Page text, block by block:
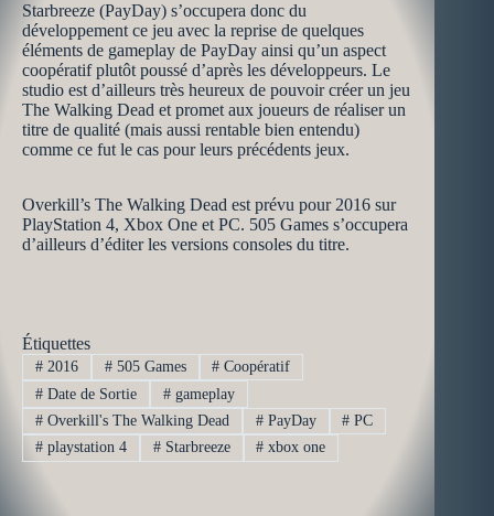
Starbreeze (PayDay) s’occupera donc du
développement ce jeu avec la reprise de quelques
éléments de gameplay de PayDay ainsi qu’un aspect
coopératif plutôt poussé d’après les développeurs. Le
studio est d’ailleurs très heureux de pouvoir créer un jeu
The Walking Dead et promet aux joueurs de réaliser un
titre de qualité (mais aussi rentable bien entendu)
comme ce fut le cas pour leurs précédents jeux.
Overkill’s The Walking Dead est prévu pour 2016 sur
PlayStation 4, Xbox One et PC. 505 Games s’occupera
d’ailleurs d’éditer les versions consoles du titre.
Étiquettes
#2016 #505 Games # Coopératif
#Date de Sortie #gameplay
#Overkill's The Walking Dead #PayDay # PC
#playstation 4 #Starbreeze # xbox one